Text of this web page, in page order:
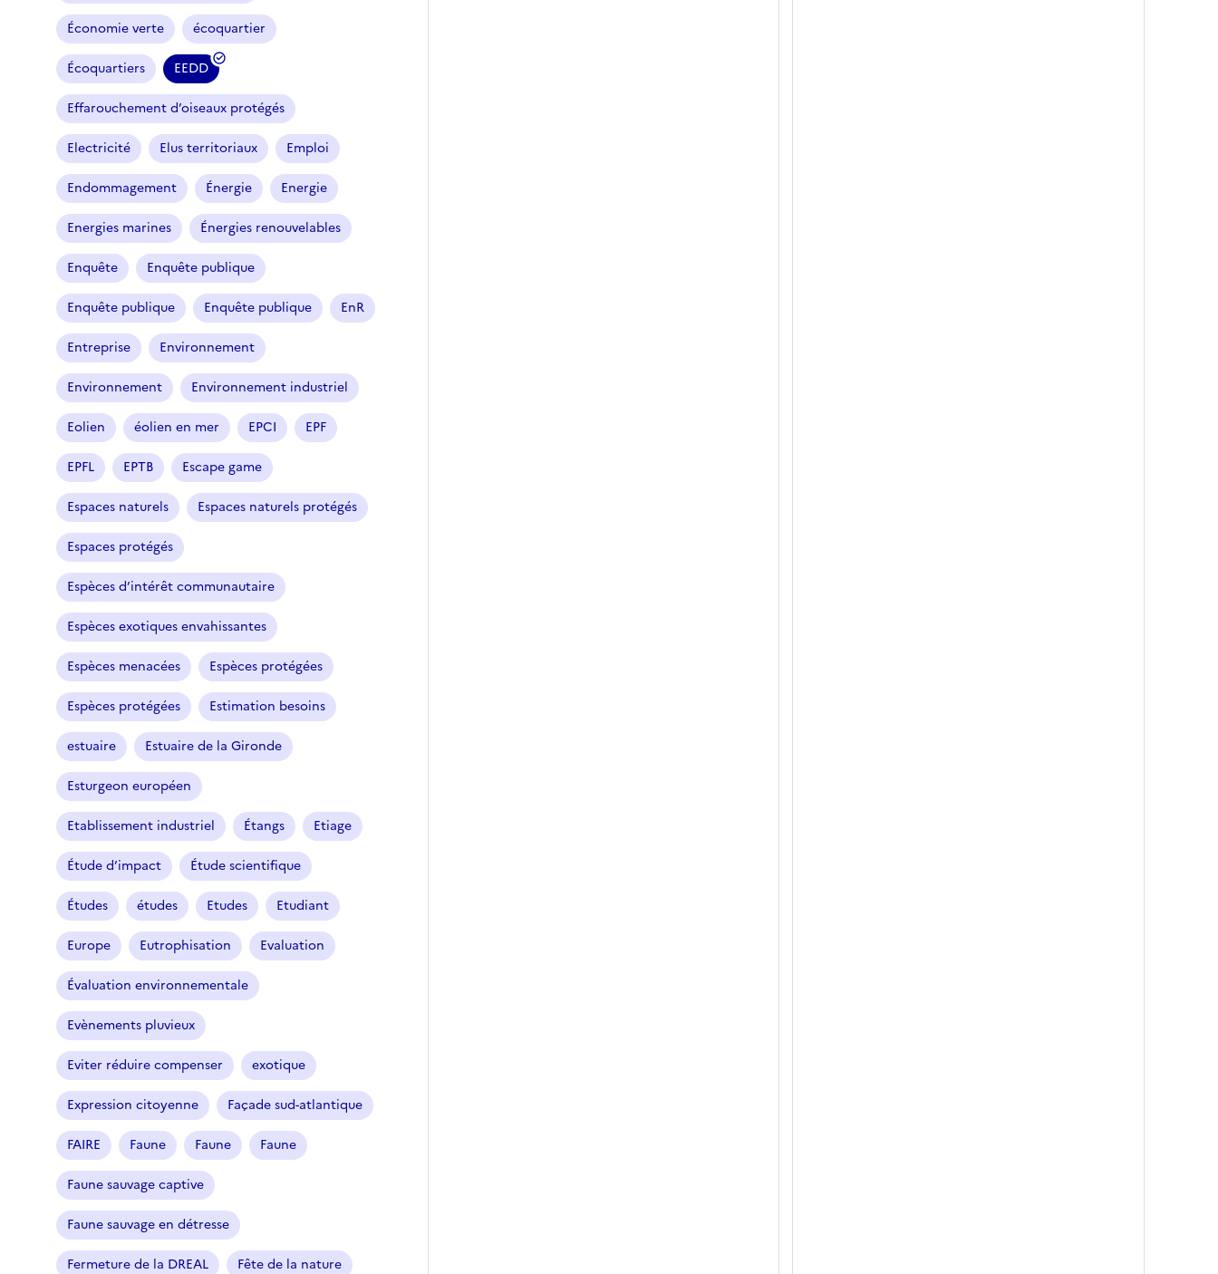
Économie verte écoquartier
Écoquartiers EEDD
(
f
i
l
t
r
s
é
l
e
c
t
i
o
n
n
é
)
Effarouchement d’oiseaux protégés
Electricité Elus territoriaux Emploi
Endommagement Énergie Energie
Energies marines Énergies renouvelables
Enquête Enquête publique
Enquête publique Enquête publique EnR
Entreprise Environnement
Environnement Environnement industriel
Eolien éolien en mer EPCI EPF
EPFL EPTB Escape game
Espaces naturels Espaces naturels protégés
Espaces protégés
Espèces d’intérêt communautaire
Espèces exotiques envahissantes
Espèces menacées Espèces protégées
Espèces protégées Estimation besoins
estuaire Estuaire de la Gironde
Esturgeon européen
Etablissement industriel Étangs Etiage
Étude d’impact Étude scientifique
Études études Etudes Etudiant
Europe Eutrophisation Evaluation
Évaluation environnementale
Evènements pluvieux
Eviter réduire compenser exotique
Expression citoyenne Façade sud-atlantique
FAIRE Faune Faune Faune
Faune sauvage captive
Faune sauvage en détresse
Fermeture de la DREAL Fête de la nature